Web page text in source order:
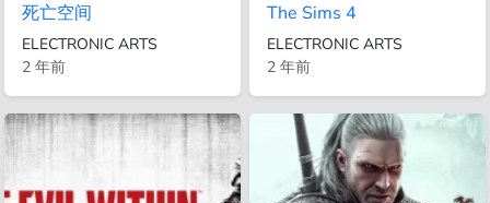
死亡空间
ELECTRONIC ARTS
2 年前
The Sims 4
ELECTRONIC ARTS
2 年前